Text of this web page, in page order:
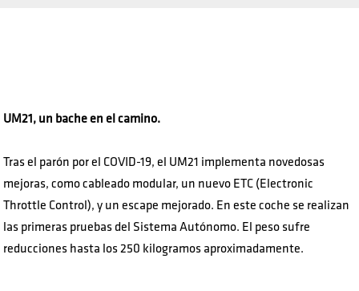
UM21, un bache en el camino.
Tras el parón por el COVID-19, el UM21 implementa novedosas
mejoras, como cableado modular, un nuevo ETC (Electronic
Throttle Control), y un escape mejorado. En este coche se realizan
las primeras pruebas del Sistema Autónomo. El peso sufre
reducciones hasta los 250 kilogramos aproximadamente.